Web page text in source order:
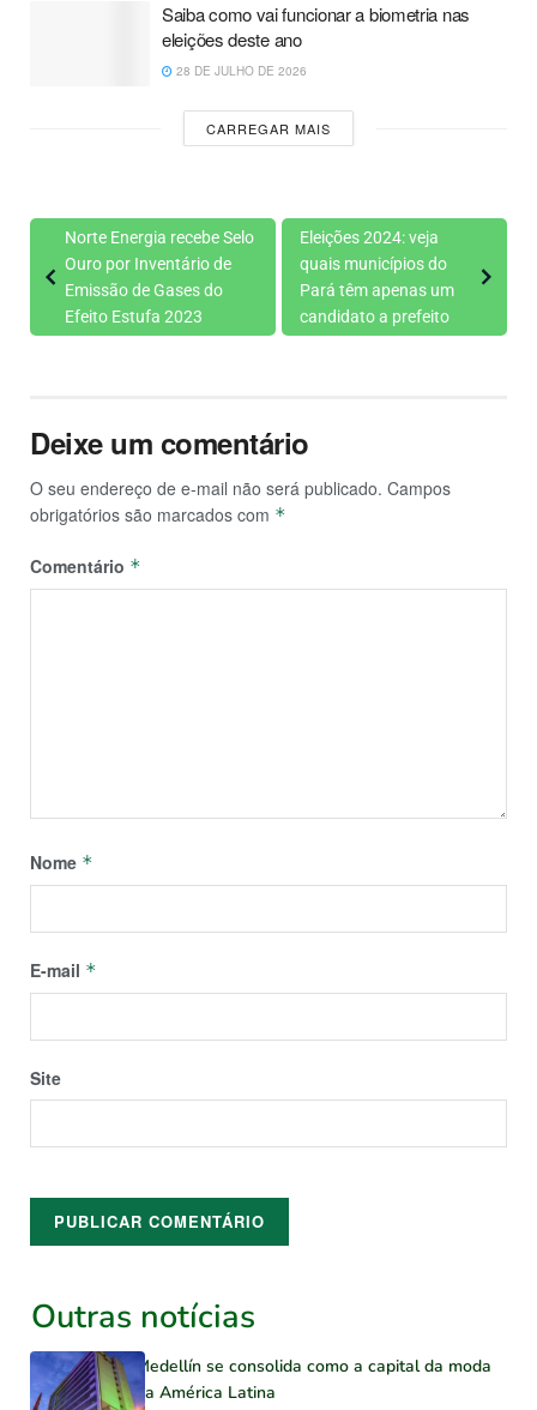
Saiba como vai funcionar a biometria nas
eleições deste ano
28 DE JULHO DE 2026
CARREGAR MAIS
Norte Energia recebe Selo
Ouro por Inventário de
Emissão de Gases do
Efeito Estufa 2023
Eleições 2024: veja
quais municípios do
Pará têm apenas um
candidato a prefeito
Deixe um comentário
O seu endereço de e-mail não será publicado. Campos
obrigatórios são marcados com *
Comentário *
Nome *
E-mail *
Site
Outras notícias
Medellín se consolida como a capital da moda
na América Latina